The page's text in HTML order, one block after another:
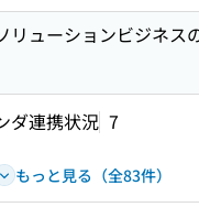
リューションビジネス
ダ連携状況 7
もっと見る（全83件）